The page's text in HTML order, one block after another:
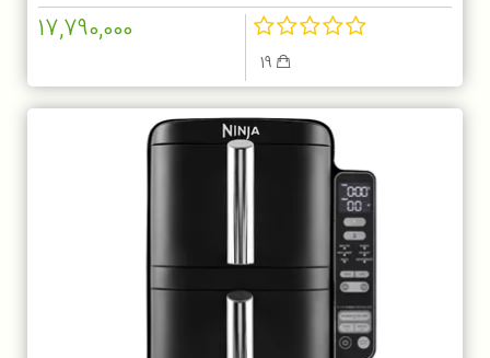
19
17,790,000